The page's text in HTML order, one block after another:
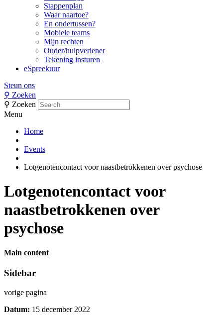
Stappenplan
Waar naartoe?
En ondertussen?
Mobiele teams
Mijn rechten
Ouder/hulpverlener
Tekening insturen
eSpreekuur
Steun ons
⚲ Zoeken
⚲ Zoeken
Menu
Home
Events
Lotgenotencontact voor naastbetrokkenen over psychose
Lotgenotencontact voor
naastbetrokkenen over
psychose
Main content
Sidebar
vorige pagina
Datum: 15 december 2022